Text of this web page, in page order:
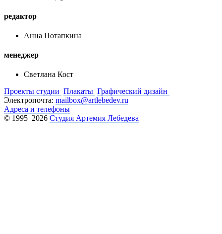
редактор
Анна Потапкина
менеджер
Светлана Кост
Проекты студии Плакаты Графический дизайн
Электропочта: mailbox@artlebedev.ru
Адреса и телефоны
© 1995–2026 Студия Артемия Лебедева